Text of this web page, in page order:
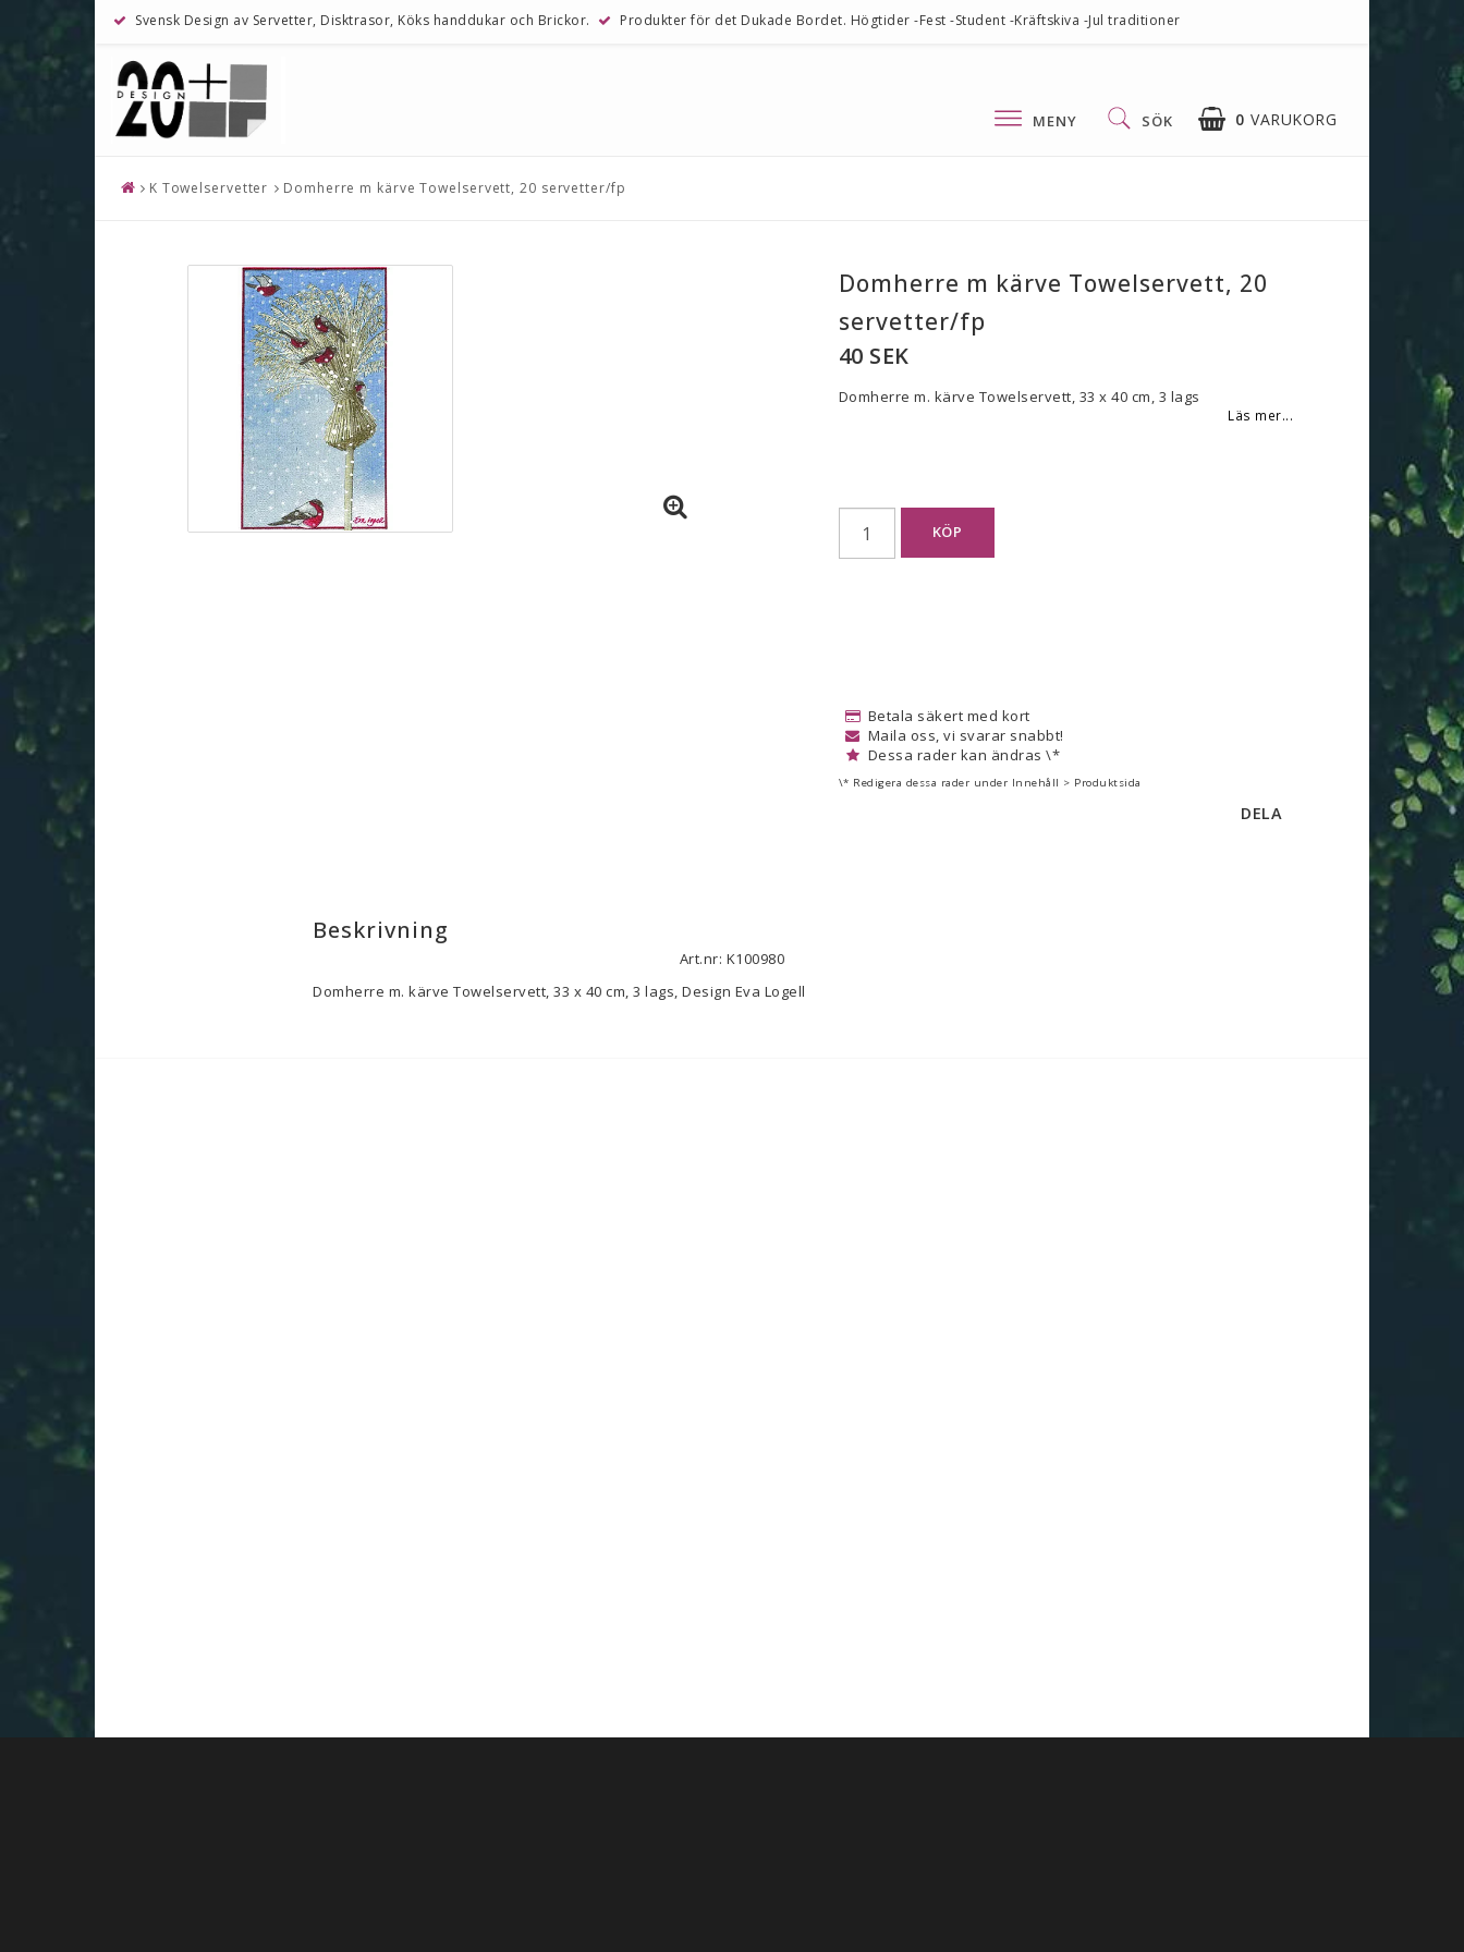
Svensk Design av Servetter, Disktrasor, Köks handdukar och Brickor. Produkter för det Dukade Bordet. Högtider -Fest -Student -Kräftskiva -Jul traditioner
0 VARUKORG
MENY SÖK
K Towelservetter Domherre m kärve Towelservett, 20 servetter/fp
Domherre m kärve Towelservett, 20
servetter/fp
40 SEK
Domherre m. kärve Towelservett, 33 x 40 cm, 3 lags
Läs mer...
KÖP
Betala säkert med kort
Maila oss, vi svarar snabbt!
Dessa rader kan ändras \*
\* Redigera dessa rader under Innehåll > Produktsida
DELA
Beskrivning
Art.nr: K100980
Domherre m. kärve Towelservett, 33 x 40 cm, 3 lags, Design Eva Logell